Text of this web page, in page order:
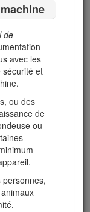
de
avec les
sécurité et
ou des
de
ou
personnes,
obtenir
votre
pièces Toro
série du
agréé ou
et de série
du cadre,
dans l'espace
des dangers
sécurité
des